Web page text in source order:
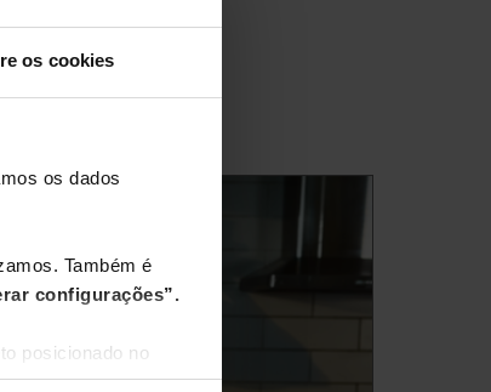
os cookies
os dados
Também é
configurações”.
posicionado no